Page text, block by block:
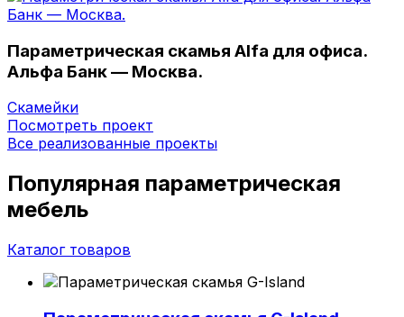
Параметрическая скамья Alfa для офиса.
Альфа Банк — Москва.
Скамейки
Посмотреть проект
Все реализованные проекты
Популярная параметрическая
мебель
Каталог товаров